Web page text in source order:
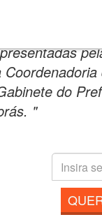
a maio/
do
"